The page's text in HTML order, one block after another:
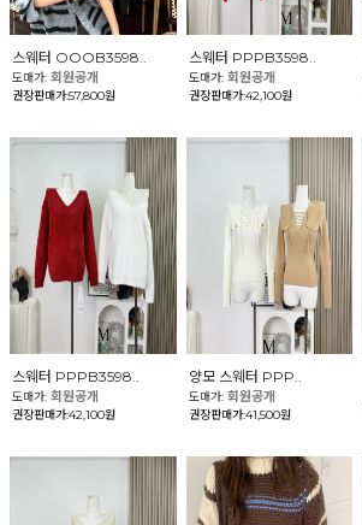
스웨터 OOOB3598..
도매가: 회원공개
권장판매가:57,800원
스웨터 PPPB3598..
도매가: 회원공개
권장판매가:42,100원
스웨터 PPPB3598..
도매가: 회원공개
권장판매가:42,100원
양모 스웨터 PPP..
도매가: 회원공개
권장판매가:41,500원